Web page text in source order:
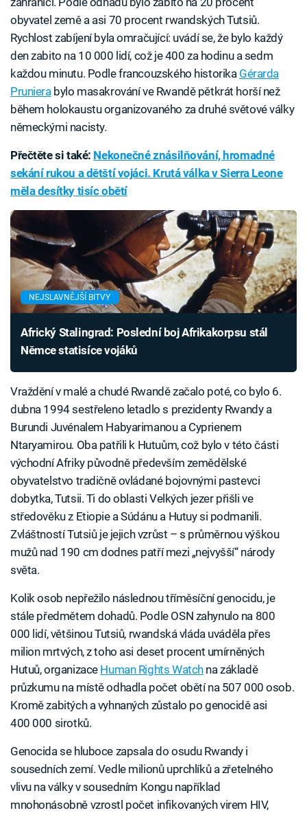
obyvatel země a asi 70 procent rwandských Tutsiů.
Rychlost zabíjení byla omračující: uvádí se, že bylo každý
den zabito na 10 000 lidí, což je 400 za hodinu a sedm
každou minutu. Podle francouzského historika Gérarda
Prunierabylo masakrování ve Rwandě pětkrát horší než
během holokaustu organizovaného za druhé světové války
německými nacisty.
Přečtěte si také: Nekonečné znásilňování, hromadné
sekání rukou a dětští vojáci. Krutá válka v Sierra Leone
měla desítky tisíc obětí
NEJSLAVNĚJŠÍ BITVY
Africký Stalingrad: Poslední boj Afrikakorpsu stál
Němce statisíce vojáků
Vraždění v malé a chudé Rwandě začalo poté, co bylo 6.
dubna 1994 sestřeleno letadlo s prezidenty Rwandy a
Burundi Juvénalem Habyarimanou a Cyprienem
Ntaryamirou. Oba patřili k Hutuům, což bylo v této části
východní Afriky původně především zemědělské
obyvatelstvo tradičně ovládané bojovnými pastevci
dobytka, Tutsii. Ti do oblasti Velkých jezer přišli ve
středověku z Etiopie a Súdánu a Hutuy si podmanili.
Zvláštností Tutsiů je jejich vzrůst – s průměrnou výškou
mužů nad 190 cm dodnes patří mezi „nejvyšší“ národy
světa.
Kolik osob nepřežilo následnou tříměsíční genocidu, je
stále předmětem dohadů. Podle OSN zahynulo na 800
000 lidí, většinou Tutsiů, rwandská vláda uváděla přes
milion mrtvých, z toho asi deset procent umírněných
Hutuů, organizace Human Rights Watchna základě
průzkumu na místě odhadla počet obětí na 507 000 osob.
Kromě zabitých a vyhnaných zůstalo po genocidě asi
400 000 sirotků.
Genocida se hluboce zapsala do osudu Rwandy i
sousedních zemí. Vedle milionů uprchlíků a zřetelného
vlivu na války v sousedním Kongu například
mnohonásobně vzrostl počet infikovaných virem HIV,